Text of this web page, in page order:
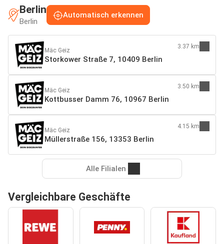
Berlin
Berlin
Automatisch erkennen
Mäc Geiz
Storkower Straße 7, 10409 Berlin
3.37 km
Mäc Geiz
Kottbusser Damm 76, 10967 Berlin
3.50 km
Mäc Geiz
Müllerstraße 156, 13353 Berlin
4.15 km
Alle Filialen
Vergleichbare Geschäfte